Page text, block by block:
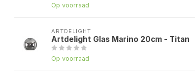
Op voorraad
ARTDELIGHT
Artdelight Glas Marino 20cm - Titan
Op voorraad